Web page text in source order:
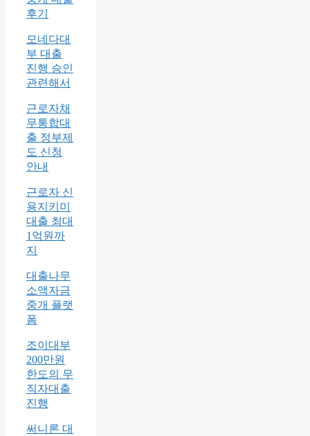
후기
모네다대
부 대출
진행 승인
관련해서
근로자채
무통합대
출 정부제
도 신청
안내
근로자 신
용지키미
대출 최대
1억원까
지
대출나무
소액자금
중개 플랫
폼
조이대부
200만원
한도의 무
직자대출
진행
써니론 대